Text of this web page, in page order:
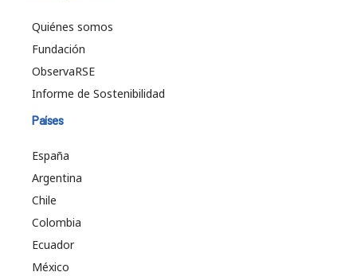
Quiénes somos
Fundación
ObservaRSE
Informe de Sostenibilidad
Países
España
Argentina
Chile
Colombia
Ecuador
México